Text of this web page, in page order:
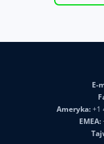
E-
Ameryka:+1
EMEA: